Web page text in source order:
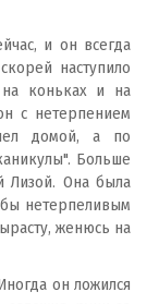
и он всегда
наступило
на коньках и на
с нетерпением
домой, а по
Больше
Лизой. Она была
нетерпеливым
женюсь на
он ложился